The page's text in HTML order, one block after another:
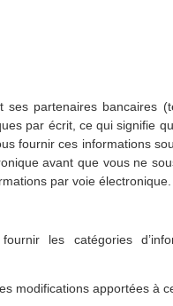
partenaires bancaires
par écrit, ce qui signifie
fournir ces informations
avant que vous ne
par voie électronique.
les catégories
modifications apportées à